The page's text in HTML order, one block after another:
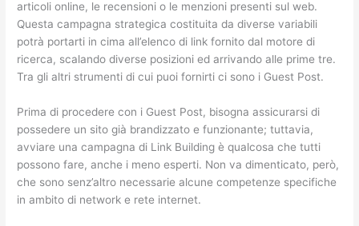
articoli online, le recensioni o le menzioni presenti sul web.
Questa campagna strategica costituita da diverse variabili
potrà portarti in cima all’elenco di link fornito dal motore di
ricerca, scalando diverse posizioni ed arrivando alle prime tre.
Tra gli altri strumenti di cui puoi fornirti ci sono i Guest Post.
Prima di procedere con i Guest Post, bisogna assicurarsi di
possedere un sito già brandizzato e funzionante; tuttavia,
avviare una campagna di Link Building è qualcosa che tutti
possono fare, anche i meno esperti. Non va dimenticato, però,
che sono senz’altro necessarie alcune competenze specifiche
in ambito di network e rete internet.